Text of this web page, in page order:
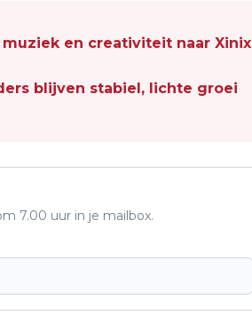
en creativiteit naar Xinix
blijven stabiel, lichte groei
7.00 uur in je mailbox.